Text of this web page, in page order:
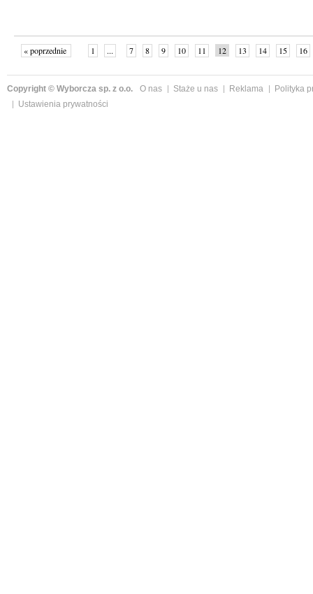
« poprzednie 1 ... 7 8 9 10 11 12 13 14 15 16
Copyright © Wyborcza sp. z o.o. O nas Staże u nas Reklama
Polityka
Ustawienia prywatności